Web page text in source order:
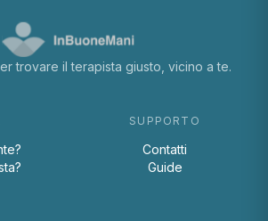
trovare il terapista giusto, vicino a te.
SUPPORTO
Contatti
Guide